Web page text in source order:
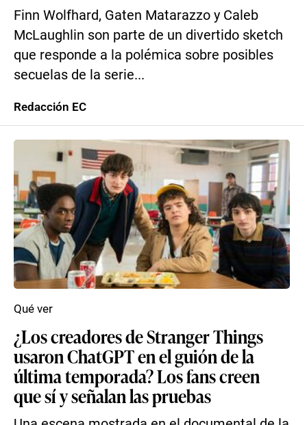
Finn Wolfhard, Gaten Matarazzo y Caleb
McLaughlin son parte de un divertido sketch
que responde a la polémica sobre posibles
secuelas de la serie...
Redacción EC
¿Los creadores de Stranger Things
usaron ChatGPT en el guión de la
última temporada? Los fans creen
que sí y señalan las pruebas
Qué ver